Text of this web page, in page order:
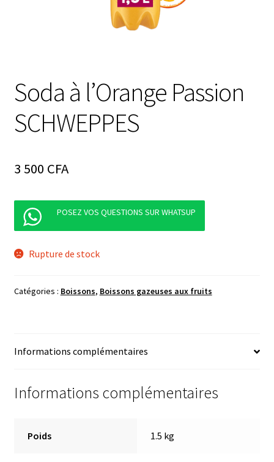
Soda à l’Orange Passion
SCHWEPPES
3 500 CFA
POSEZ VOS QUESTIONS SUR WHATSUP
Rupture de stock
Catégories : Boissons, Boissons gazeuses aux fruits
Informations complémentaires
Informations complémentaires
Poids 1.5 kg